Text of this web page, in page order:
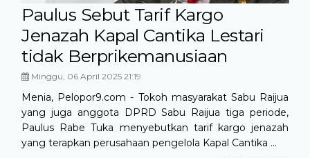
HUKUM KRIMINAL
GALERI
Paulus Sebut Tarif Kargo
Jenazah Kapal Cantika Lestari
tidak Berprikemanusiaan
Minggu, 06 April 2025 21:19
Menia, Pelopor9.com - Tokoh masyarakat Sabu Raijua
yang juga anggota DPRD Sabu Raijua tiga periode,
Paulus Rabe Tuka menyebutkan tarif kargo jenazah
yang terapkan perusahaan pengelola Kapal Cantika ...